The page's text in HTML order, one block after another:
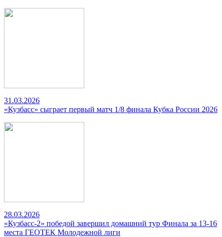
31.03.2026
«Кузбасс» сыграет первый матч 1/8 финала Кубка России 2026
28.03.2026
«Кузбасс-2» победой завершил домашний тур Финала за 13-16
места ГЕОТЕК Молодежной лиги